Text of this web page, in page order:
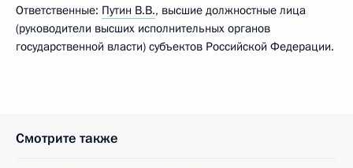
Ответственные: Путин В.В., высшие должностные лица
(руководители высших исполнительных органов
государственной власти) субъектов Российской Федерации.
Смотрите также